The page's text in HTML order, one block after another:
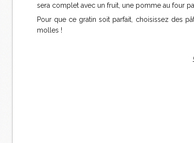
sera complet avec un fruit, une pomme au four
Pour que ce gratin soit parfait, choisissez des
molles !